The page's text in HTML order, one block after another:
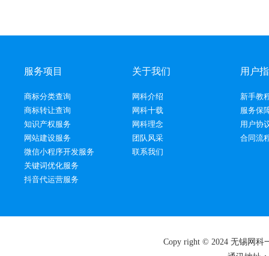
服务项目
商标分类查询
商标转让查询
知识产权服务
网站建设服务
微信小程序开发服务
关键词优化服务
抖音代运营服务
关于我们
网科介绍
网科十载
网科理念
团队风采
联系我们
用户
新手教
服务保
用户协
合同流
Copy right © 2024 无锡网科